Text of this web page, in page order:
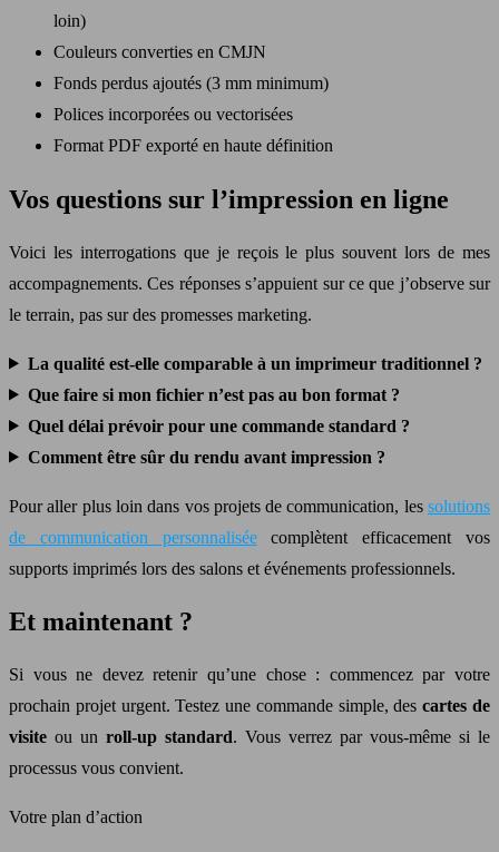
loin)
Couleurs converties en CMJN
Fonds perdus ajoutés (3 mm minimum)
Polices incorporées ou vectorisées
Format PDF exporté en haute définition
Vos questions sur l’impression en ligne
Voici les interrogations que je reçois le plus souvent lors de mes
accompagnements. Ces réponses s’appuient sur ce que j’observe sur
le terrain, pas sur des promesses marketing.
La qualité est-elle comparable à un imprimeur traditionnel ?
Que faire si mon fichier n’est pas au bon format ?
Quel délai prévoir pour une commande standard ?
Comment être sûr du rendu avant impression ?
Pour aller plus loin dans vos projets de communication, les solutions
de communication personnaliséecomplètent efficacement vos
supports imprimés lors des salons et événements professionnels.
Et maintenant ?
Si vous ne devez retenir qu’une chose : commencez par votre
prochain projet urgent. Testez une commande simple, descartes de
visite ou un roll-up standard. Vous verrez par vous-même si le
processus vous convient.
Votre plan d’action